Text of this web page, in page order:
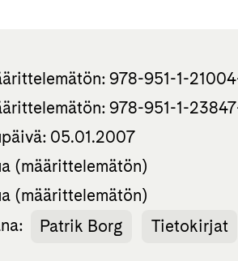
978-951-1-
978-951-1-
05.01.2007
(määrittelemätön)
(määrittelemätön)
Patrik Borg Tietokirjat